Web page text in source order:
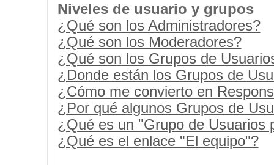
Niveles de usuario y grupos
¿Qué son los Administradores?
¿Qué son los Moderadores?
¿Qué son los Grupos de
¿Donde están los Grupos de
¿Cómo me convierto en
¿Por qué algunos Grupos de
¿Qué es un "Grupo de Usuarios
¿Qué es el enlace "El equipo"?